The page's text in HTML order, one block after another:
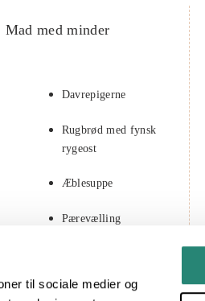
til sociale medier og
Mad med minder
Davrepigerne
Rugbrød med fynsk
rygeost
Æblesuppe
Pærevælling